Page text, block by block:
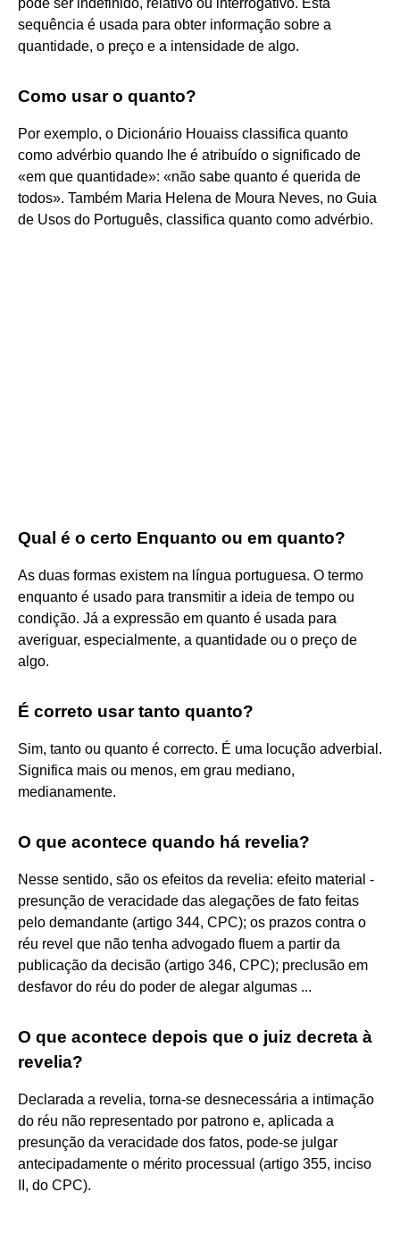
sequência é usada para obter informação sobre a
quantidade, o preço e a intensidade de algo.
Como usar o quanto?
Por exemplo, o Dicionário Houaiss classifica quanto
como advérbio quando lhe é atribuído o significado de
«em que quantidade»: «não sabe quanto é querida de
todos». Também Maria Helena de Moura Neves, no Guia
de Usos do Português, classifica quanto como advérbio.
Qual é o certo Enquanto ou em quanto?
As duas formas existem na língua portuguesa. O termo
enquanto é usado para transmitir a ideia de tempo ou
condição. Já a expressão em quanto é usada para
averiguar, especialmente, a quantidade ou o preço de
algo.
É correto usar tanto quanto?
Sim, tanto ou quanto é correcto. É uma locução adverbial.
Significa mais ou menos, em grau mediano,
medianamente.
O que acontece quando há revelia?
Nesse sentido, são os efeitos da revelia: efeito material -
presunção de veracidade das alegações de fato feitas
pelo demandante (artigo 344, CPC); os prazos contra o
réu revel que não tenha advogado fluem a partir da
publicação da decisão (artigo 346, CPC); preclusão em
desfavor do réu do poder de alegar algumas ...
O que acontece depois que o juiz decreta à
revelia?
Declarada a revelia, torna-se desnecessária a intimação
do réu não representado por patrono e, aplicada a
presunção da veracidade dos fatos, pode-se julgar
antecipadamente o mérito processual (artigo 355, inciso
II, do CPC).